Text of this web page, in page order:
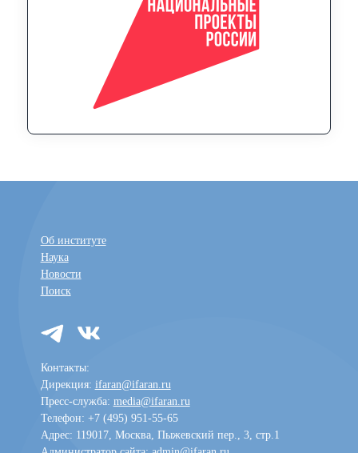
Об институте
Наука
Новости
Поиск
Контакты:
Дирекция: ifaran@ifaran.ru
Пресс-служба: media@ifaran.ru
Телефон: +7 (495) 951-55-65
Адрес: 119017, Москва, Пыжевский пер., 3, стр.1